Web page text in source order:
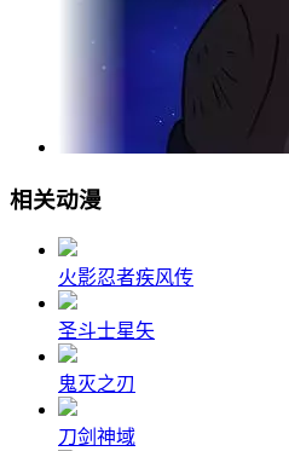
相关动漫
火影忍者疾风传
圣斗士星矢
鬼灭之刃
刀剑神域